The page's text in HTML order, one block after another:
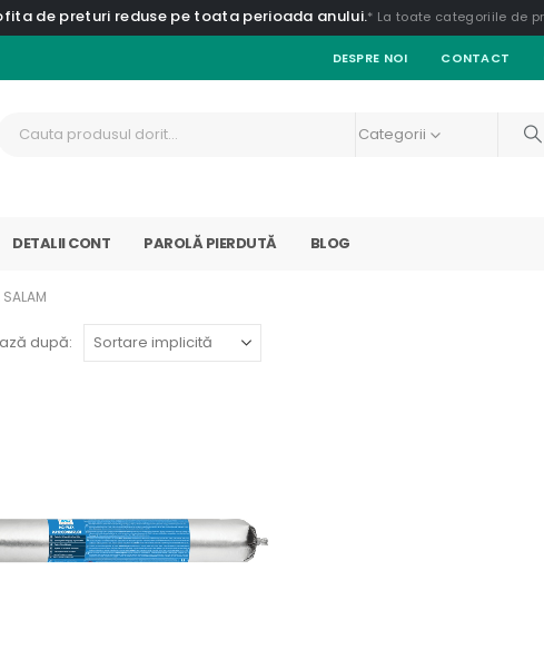
de preturi reduse pe toata perioada anului.* La toate categoriile de
DESPRE NOI CONTACT
Categorii
DETALII CONT PAROLĂ PIERDUTĂ BLOG
SALAM
după: